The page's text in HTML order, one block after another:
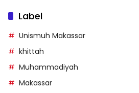
Label
Unismuh Makassar
khittah
Muhammadiyah
Makassar